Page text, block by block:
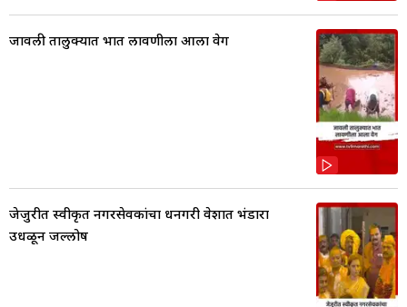
जावली तालुक्यात भात लावणीला आला वेग
जेजुरीत स्वीकृत नगरसेवकांचा धनगरी वेशात भंडारा
उधळून जल्लोष